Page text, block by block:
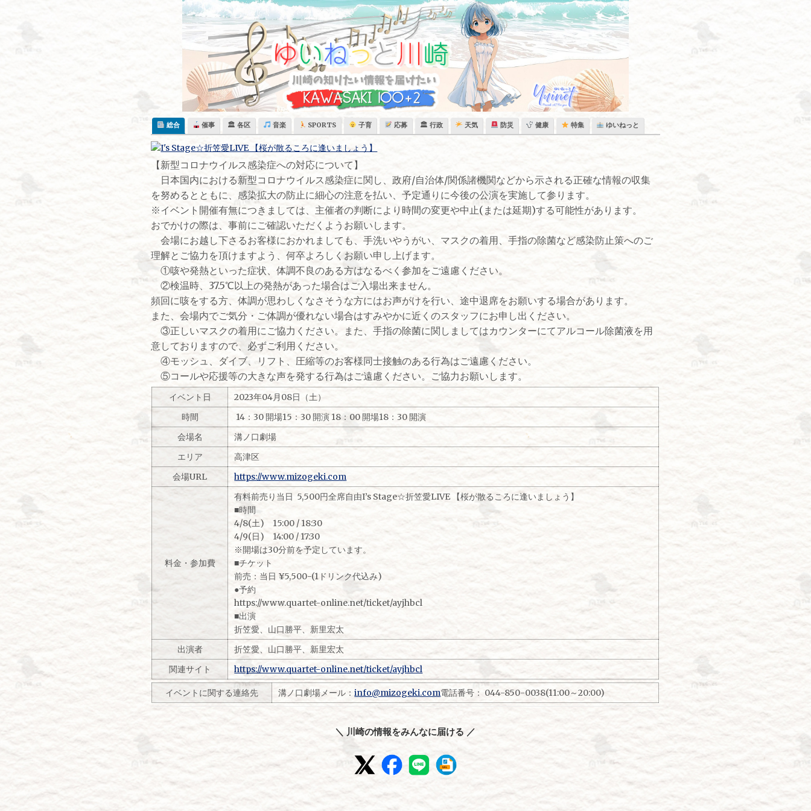
総合 催事 🏛 各区 音楽 SPORTS 子育 応募 🏛 行政 天気 防災 健康 特集 ゆいねっと
​【新型コロナウイルス感染症への対応について】
日本国内における新型コロナウイルス感染症に関し、政府/自治体/関係諸機関などから示される正確な情報の収集
を努めるとともに、感染拡大の防止に細心の注意を払い、予定通りに今後の公演を実施して参ります。
※イベント開催有無につきましては、主催者の判断により時間の変更や中止(または延期)する可能性があります。
おでかけの際は、事前にご確認いただくようお願いします。
会場にお越し下さるお客様におかれましても、手洗いやうがい、マスクの着用、手指の除菌など感染防止策へのご
理解とご協力を頂けますよう、何卒よろしくお願い申し上げます。
①咳や発熱といった症状、体調不良のある方はなるべく参加をご遠慮ください。
②検温時、37.5℃以上の発熱があった場合はご入場出来ません。
頻回に咳をする方、体調が思わしくなさそうな方にはお声がけを行い、途中退席をお願いする場合があります。
また、会場内でご気分・ご体調が優れない場合はすみやかに近くのスタッフにお申し出ください。
③正しいマスクの着用にご協力ください。また、手指の除菌に関しましてはカウンターにてアルコール除菌液を用
意しておりますので、必ずご利用ください。
④モッシュ、ダイブ、リフト、圧縮等のお客様同士接触のある行為はご遠慮ください。
⑤コールや応援等の大きな声を発する行為はご遠慮ください。ご協力お願いします。
イベント日
2023年04月08日（土）
時間
14：30 開場15：30 開演 18：00 開場18：30 開演
会場名
溝ノ口劇場
エリア
高津区
会場URL
https://www.mizogeki.com
料金・参加費
有料前売り当日 5,500円全席自由I’s Stage☆折笠愛LIVE 【桜が散るころに逢いましょう】
■時間
4/8(土) 15:00 / 18:30
4/9(日) 14:00 / 17:30
※開場は30分前を予定しています。
■チケット
前売：当日 ¥5,500-(1ドリンク代込み)
●予約
https://www.quartet-online.net/ticket/ayjhbcl
■出演
折笠愛、山口勝平、新里宏太
出演者
折笠愛、山口勝平、新里宏太
関連サイト
https://www.quartet-online.net/ticket/ayjhbcl
イベントに関する連絡先 溝ノ口劇場メール：info@mizogeki.com電話番号： 044-850-0038(11:00～20:00)
＼ 川崎の情報をみんなに届ける ／